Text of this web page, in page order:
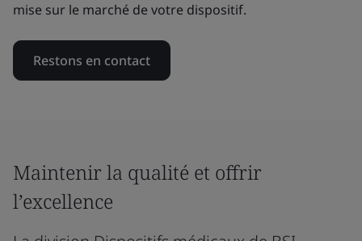
mise sur le marché de votre dispositif.
Restons en contact
Maintenir la qualité et offrir
l’excellence